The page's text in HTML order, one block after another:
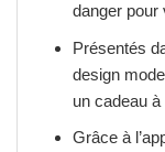
danger pour
Présentés
design
un cadeau
Grâce à